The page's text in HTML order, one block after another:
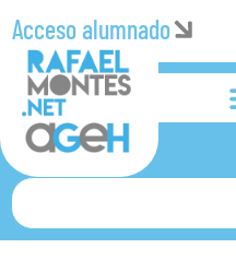
Acceso alumnado